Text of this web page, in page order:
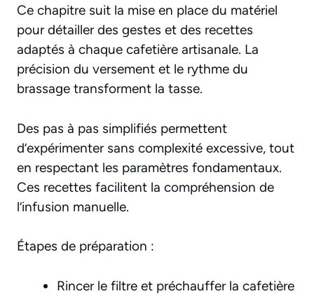
Ce chapitre suit la mise en place du matériel
pour détailler des gestes et des recettes
adaptés à chaque cafetière artisanale. La
précision du versement et le rythme du
brassage transforment la tasse.
Des pas à pas simplifiés permettent
d’expérimenter sans complexité excessive, tout
en respectant les paramètres fondamentaux.
Ces recettes facilitent la compréhension de
l’infusion manuelle.
Étapes de préparation :
Rincer le filtre et préchauffer la cafetière